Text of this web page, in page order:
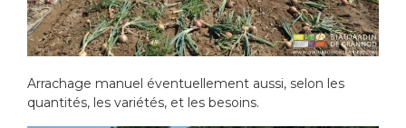
Arrachage manuel éventuellement aussi, selon les
quantités, les variétés, et les besoins.